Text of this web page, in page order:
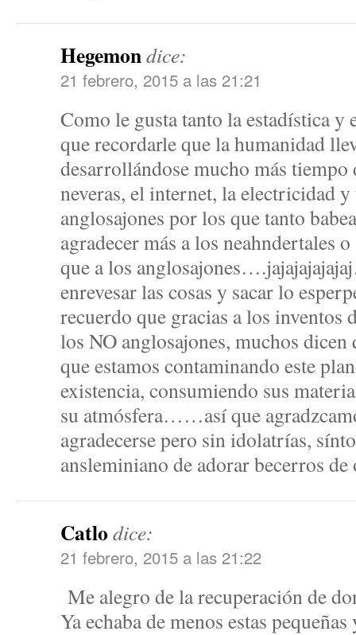
Hegemondice:
21 febrero, 2015 a las 21:21
Como le gusta tanto la estadística y
que recordarle que la humanidad
desarrollándose mucho más tiempo
neveras, el internet, la electricidad
anglosajones por los que tanto
agradecer más a los neahndertales
que a los
enrevesar las cosas y sacar lo
recuerdo que gracias a los inventos
los NO anglosajones, muchos
que estamos contaminando este
existencia, consumiendo sus
su atmósfera……así que
agradecerse pero sin idolatrías,
ansleminiano de adorar becerros de
Catlodice:
21 febrero, 2015 a las 21:22
Me alegro de la recuperación de
Ya echaba de menos estas